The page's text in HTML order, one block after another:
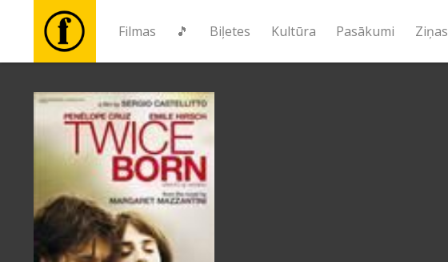
Filmas 🎵 Biļetes Kultūra Pasākumi Ziņas
🎵
Kultūra